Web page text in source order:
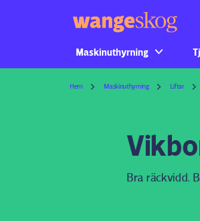
Maskinuthyrning
Hem Maskinuthyrning Liftar
Bra räckvidd.